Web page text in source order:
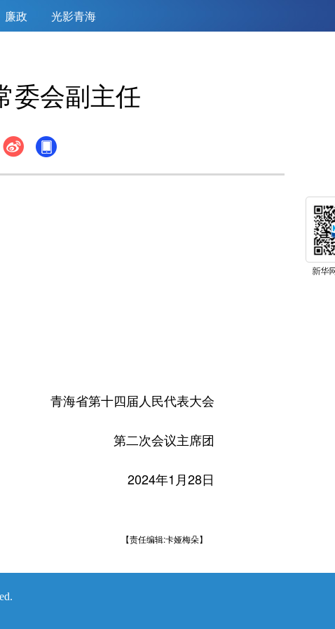
廉政 光影青海
委会副主任
青海省第十四届人民代表大会
第二次会议主席团
2024年1月28日
【责任编辑:卡娅梅朵】